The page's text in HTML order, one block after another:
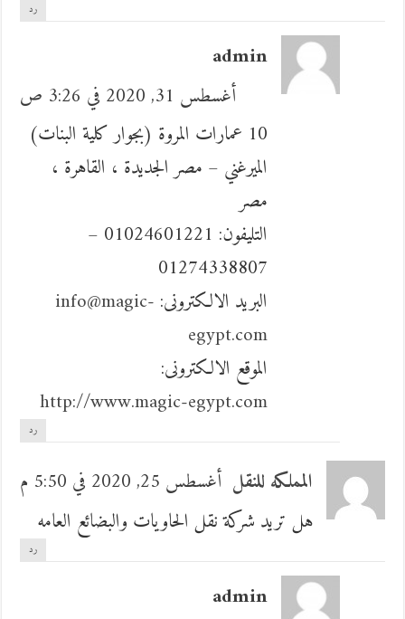
رد
admin
أغسطس 31, 2020 في 3:26 ص
10 عمارات المروة (بجوار كلية البنات)
الميرغني – مصر الجديدة ، القاهرة ،
مصر
التليفون: 01024601221 –
01274338807
البريد الالكترونى: info@magic-
egypt.com
الموقع الالكترونى:
http://www.magic-egypt.com
رد
المملكه للنقل أغسطس 25, 2020 في 5:50 م
هل تريد شركة نقل الحاويات والبضائع العامه
رد
admin